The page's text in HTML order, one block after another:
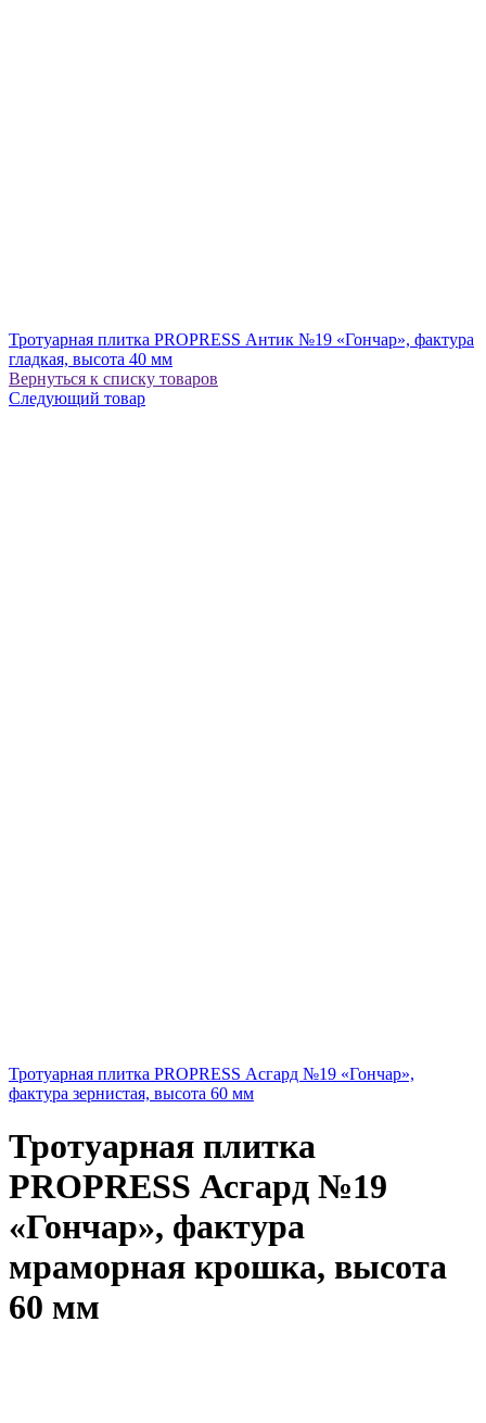
Тротуарная плитка PROPRESS Антик №19 «Гончар», фактура
гладкая, высота 40 мм
Вернуться к списку товаров
Следующий товар
Тротуарная плитка PROPRESS Асгард №19 «Гончар»,
фактура зернистая, высота 60 мм
Тротуарная плитка
PROPRESS Асгард №19
«Гончар», фактура
мраморная крошка, высота
60 мм